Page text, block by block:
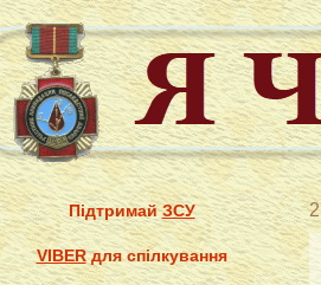
ПідтримайЗСУ
VIBERдля спілкування